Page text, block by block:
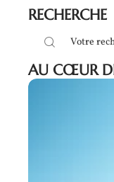
RECHERCHE
AU CŒUR